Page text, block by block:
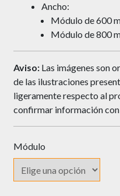
Ancho:
Módulo de 600
Módulo de 800
Aviso:Las imágenes son
de las ilustraciones
ligeramente respecto al
confirmar información
Módulo